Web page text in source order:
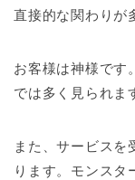
直接的な関わりが
お客様は神様です
では多く見られま
また、サービスを
ります。モンスタ